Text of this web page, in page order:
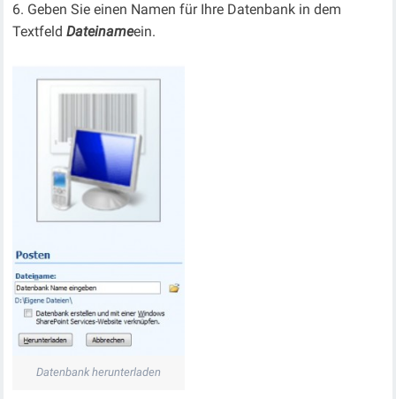
Geben Sie einen Namen für Ihre Datenbank in dem
TextfeldDateinameein.
Datenbank herunterladen